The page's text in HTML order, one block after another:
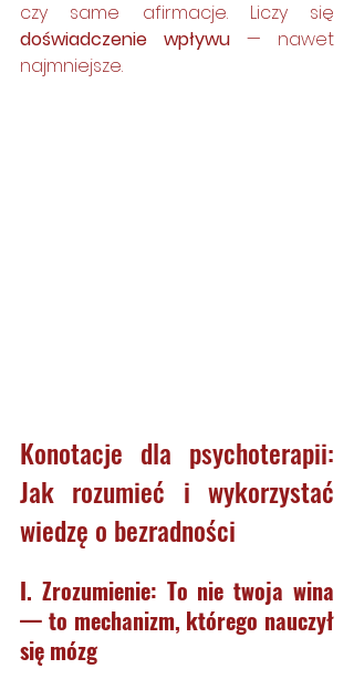
doświadczenie wpływu — nawet
najmniejsze.
Konotacje dla psychoterapii:
Jak rozumieć i wykorzystać
wiedzę o bezradności
I. Zrozumienie: To nie twoja wina
— to mechanizm, którego nauczył
się mózg